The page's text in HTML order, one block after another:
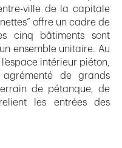
ville de la capitale
offre un cadre de
cinq bâtiments sont
ensemble unitaire. Au
intérieur piéton,
de grands
de pétanque, de
les entrées des